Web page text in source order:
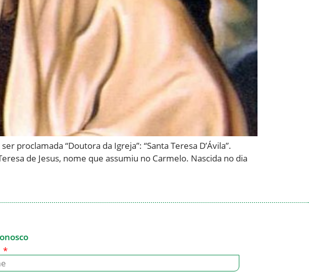
proclamada “Doutora da Igreja”: “Santa Teresa D’Ávila”.
de Jesus, nome que assumiu no Carmelo. Nascida no dia